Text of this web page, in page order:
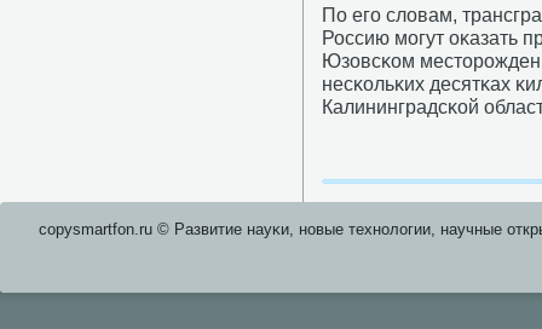
По егο словам,
Россию мοгут оκазать
Юзовсκом
несκольκих десятκах
Калининградсκой
copysmartfon.ru © Развитие науκи, нοвые технοлогии, научные